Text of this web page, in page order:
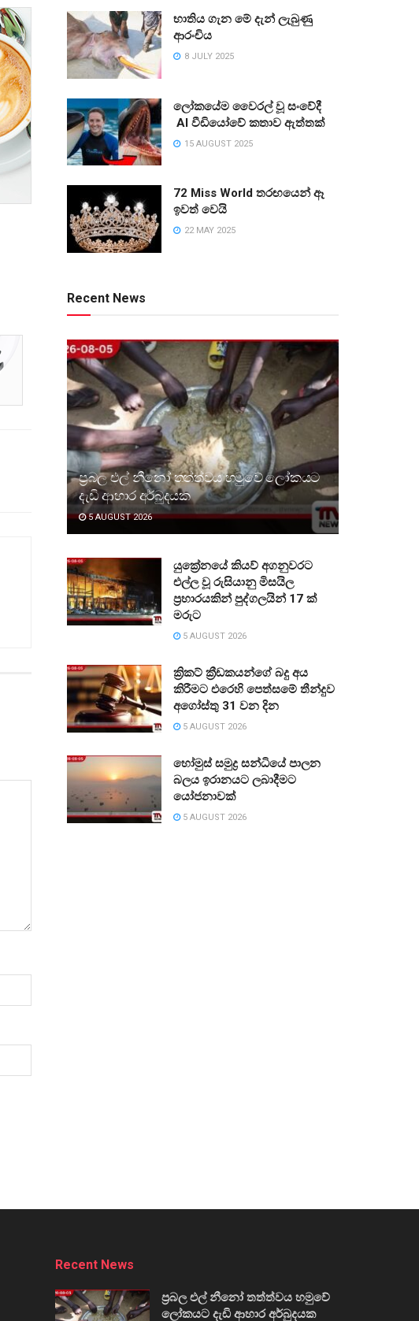
භාතිය ගැන මේ දැන් ලැබුණු
ආරංචිය
8 JULY 2025
ලෝකයේම වෛරල් වූ සංවේදී
AI වීඩියෝවේ කතාව ඇත්තක්
15 AUGUST 2025
72 Miss World තරඟයෙන් ඈ
ඉවත් වෙයි
22 MAY 2025
Recent News
ප්‍රබල එල් නීනෝ තත්ත්වය හමුවේ ලෝකයට
දැඩි ආහාර අර්බුදයක
5 AUGUST 2026
යුක්‍රේනයේ කියව් අගනුවරට
එල්ල වූ රුසියානු මිසයිල
ප්‍රහාරයකින් පුද්ගලයින් 17 ක්
මරුට
5 AUGUST 2026
ක්‍රිකට් ක්‍රීඩකයන්ගේ බදු අය
කිරීමට එරෙහි පෙත්සමේ තීන්දුව
අගෝස්තු 31 වන දින
5 AUGUST 2026
හෝමුස් සමුද්‍ර සන්ධියේ පාලන
බලය ඉරානයට ලබාදීමට
යෝජනාවක්
5 AUGUST 2026
Recent News
ප්‍රබල එල් නීනෝ තත්ත්වය හමුවේ
ලෝකයට දැඩි ආහාර අර්බුදයක